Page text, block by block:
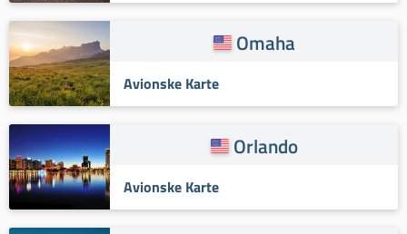
Omaha
Avionske Karte
Orlando
Avionske Karte